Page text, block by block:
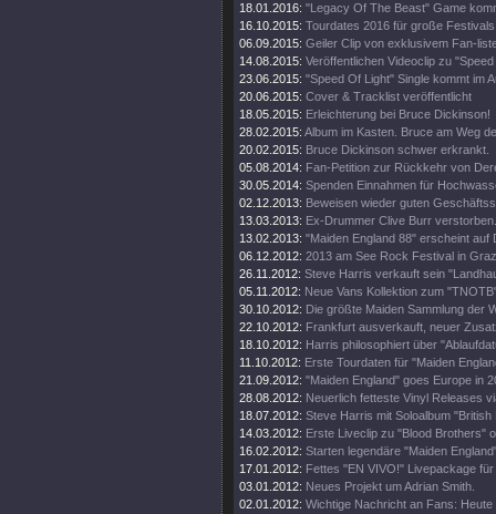
18.01.2016: "Legacy Of The Beast" Game
16.10.2015: Tourdates 2016 für große
06.09.2015: Geiler Clip von exklusivem Fan-
14.08.2015: Veröffentlichen Videoclip zu
23.06.2015: "Speed Of Light" Single kommt im
20.06.2015: Cover & Tracklist veröffentlicht
18.05.2015: Erleichterung bei Bruce Dickinson!
28.02.2015: Album im Kasten. Bruce am Weg
20.02.2015: Bruce Dickinson schwer erkrankt.
05.08.2014: Fan-Petition zur Rückkehr von
30.05.2014: Spenden Einnahmen für
02.12.2013: Beweisen wieder guten
13.03.2013: Ex-Drummer Clive Burr verstorben.
13.02.2013: "Maiden England 88" erscheint auf
06.12.2012: 2013 am See Rock Festival in Graz
26.11.2012: Steve Harris verkauft sein
05.11.2012: Neue Vans Kollektion zum
30.10.2012: Die größte Maiden Sammlung der
22.10.2012: Frankfurt ausverkauft, neuer
18.10.2012: Harris philosophiert über
11.10.2012: Erste Tourdaten für "Maiden
21.09.2012: "Maiden England" goes Europe in
28.08.2012: Neuerlich fetteste Vinyl Releases
18.07.2012: Steve Harris mit Soloalbum "British
14.03.2012: Erste Liveclip zu "Blood Brothers"
16.02.2012: Starten legendäre "Maiden
17.01.2012: Fettes "EN VIVO!" Livepackage
03.01.2012: Neues Projekt um Adrian Smith.
02.01.2012: Wichtige Nachricht an Fans: Heute